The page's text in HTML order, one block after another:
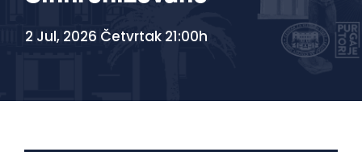
2 Jul, 2026 Četvrtak 21:00h